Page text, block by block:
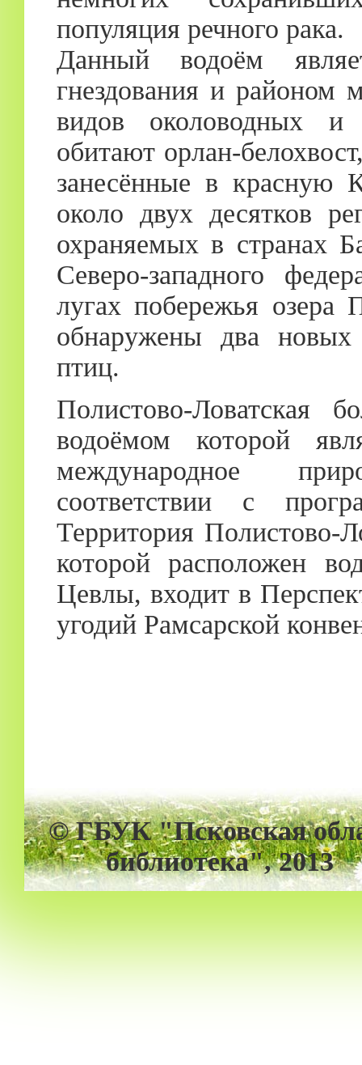
популяция речного рака.
Данный водоём
гнездования и районом
видов околоводных и
обитают орлан-
занесённые в
около двух десятков
охраняемых в странах
Северо-западного
лугах побережья
обнаружены два
птиц.
Полистово-Ловатская
водоёмом которой
международное
соответствии с
Территория Полистово-
которой расположен
Цевлы, входит в
угодий Рамсарской
© ГБУК "Псковская
библиотека",